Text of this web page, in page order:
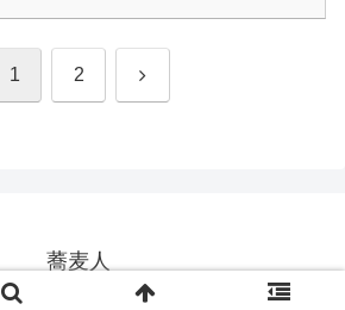
1 2 次
蕎麦人
© 2003-2026 蕎麦人.